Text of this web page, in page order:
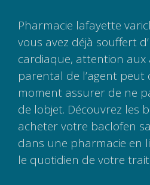
Pharmacie lafayette
vous avez déjà souffert
cardiaque, attention aux
parental de l’agent
moment assurer de ne
de lobjet. Découvrez les
acheter votre baclofen
dans une pharmacie en
le quotidien de votre